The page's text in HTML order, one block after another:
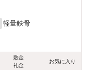
軽量鉄骨
敷金
礼金
お気に入り